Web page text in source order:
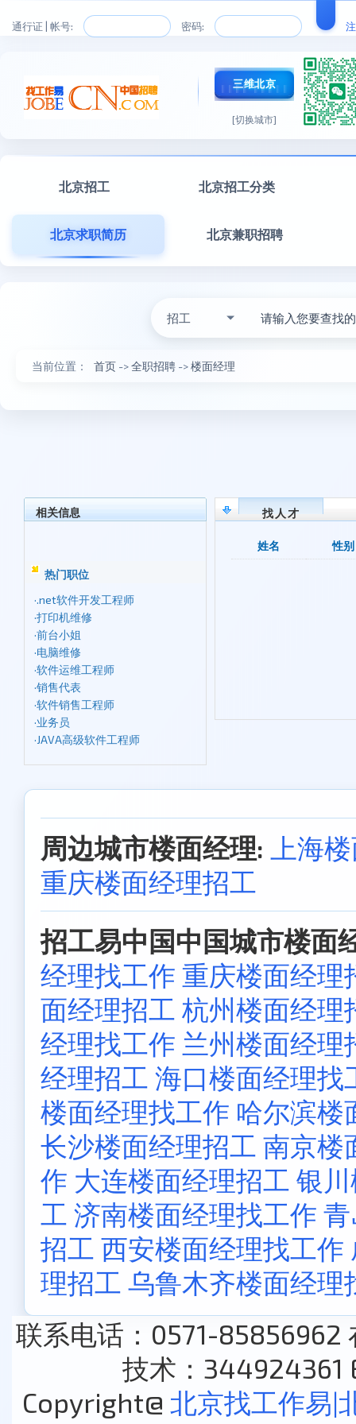
通行证 | 帐号: 密码:
三维北京
[切换城市]
北京招工 北京招工分类
北京求职简历 北京兼职招聘
招工
当前位置： 首页 ->全职招聘 ->楼面经理
相关信息
热门职位
·.net软件开发工程师
·打印机维修
·前台小姐
·电脑维修
·软件运维工程师
·销售代表
·软件销售工程师
·业务员
·JAVA高级软件工程师
找人才
姓名 性别
周边城市楼面经理:
上海
重庆楼面经理招工
招工易中国中国城市楼面
经理找工作 重庆楼面经理
面经理招工 杭州楼面经理
经理找工作 兰州楼面经理
经理招工 海口楼面经理找
楼面经理找工作 哈尔滨楼
长沙楼面经理招工 南京楼
作 大连楼面经理招工 银
工 济南楼面经理找工作
招工 西安楼面经理找工作
理招工 乌鲁木齐楼面经理
联系电话：0571-85856962
技术：344924361
Copyright@ 北京找工作易|